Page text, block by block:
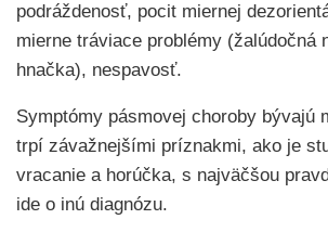
podráždenosť, pocit miernej
mierne tráviace problémy (žalúdočná
hnačka), nespavosť.
Symptómy pásmovej choroby bývajú
trpí závažnejšími príznakmi, ako je
vracanie a horúčka, s najväčšou
ide o inú diagnózu.